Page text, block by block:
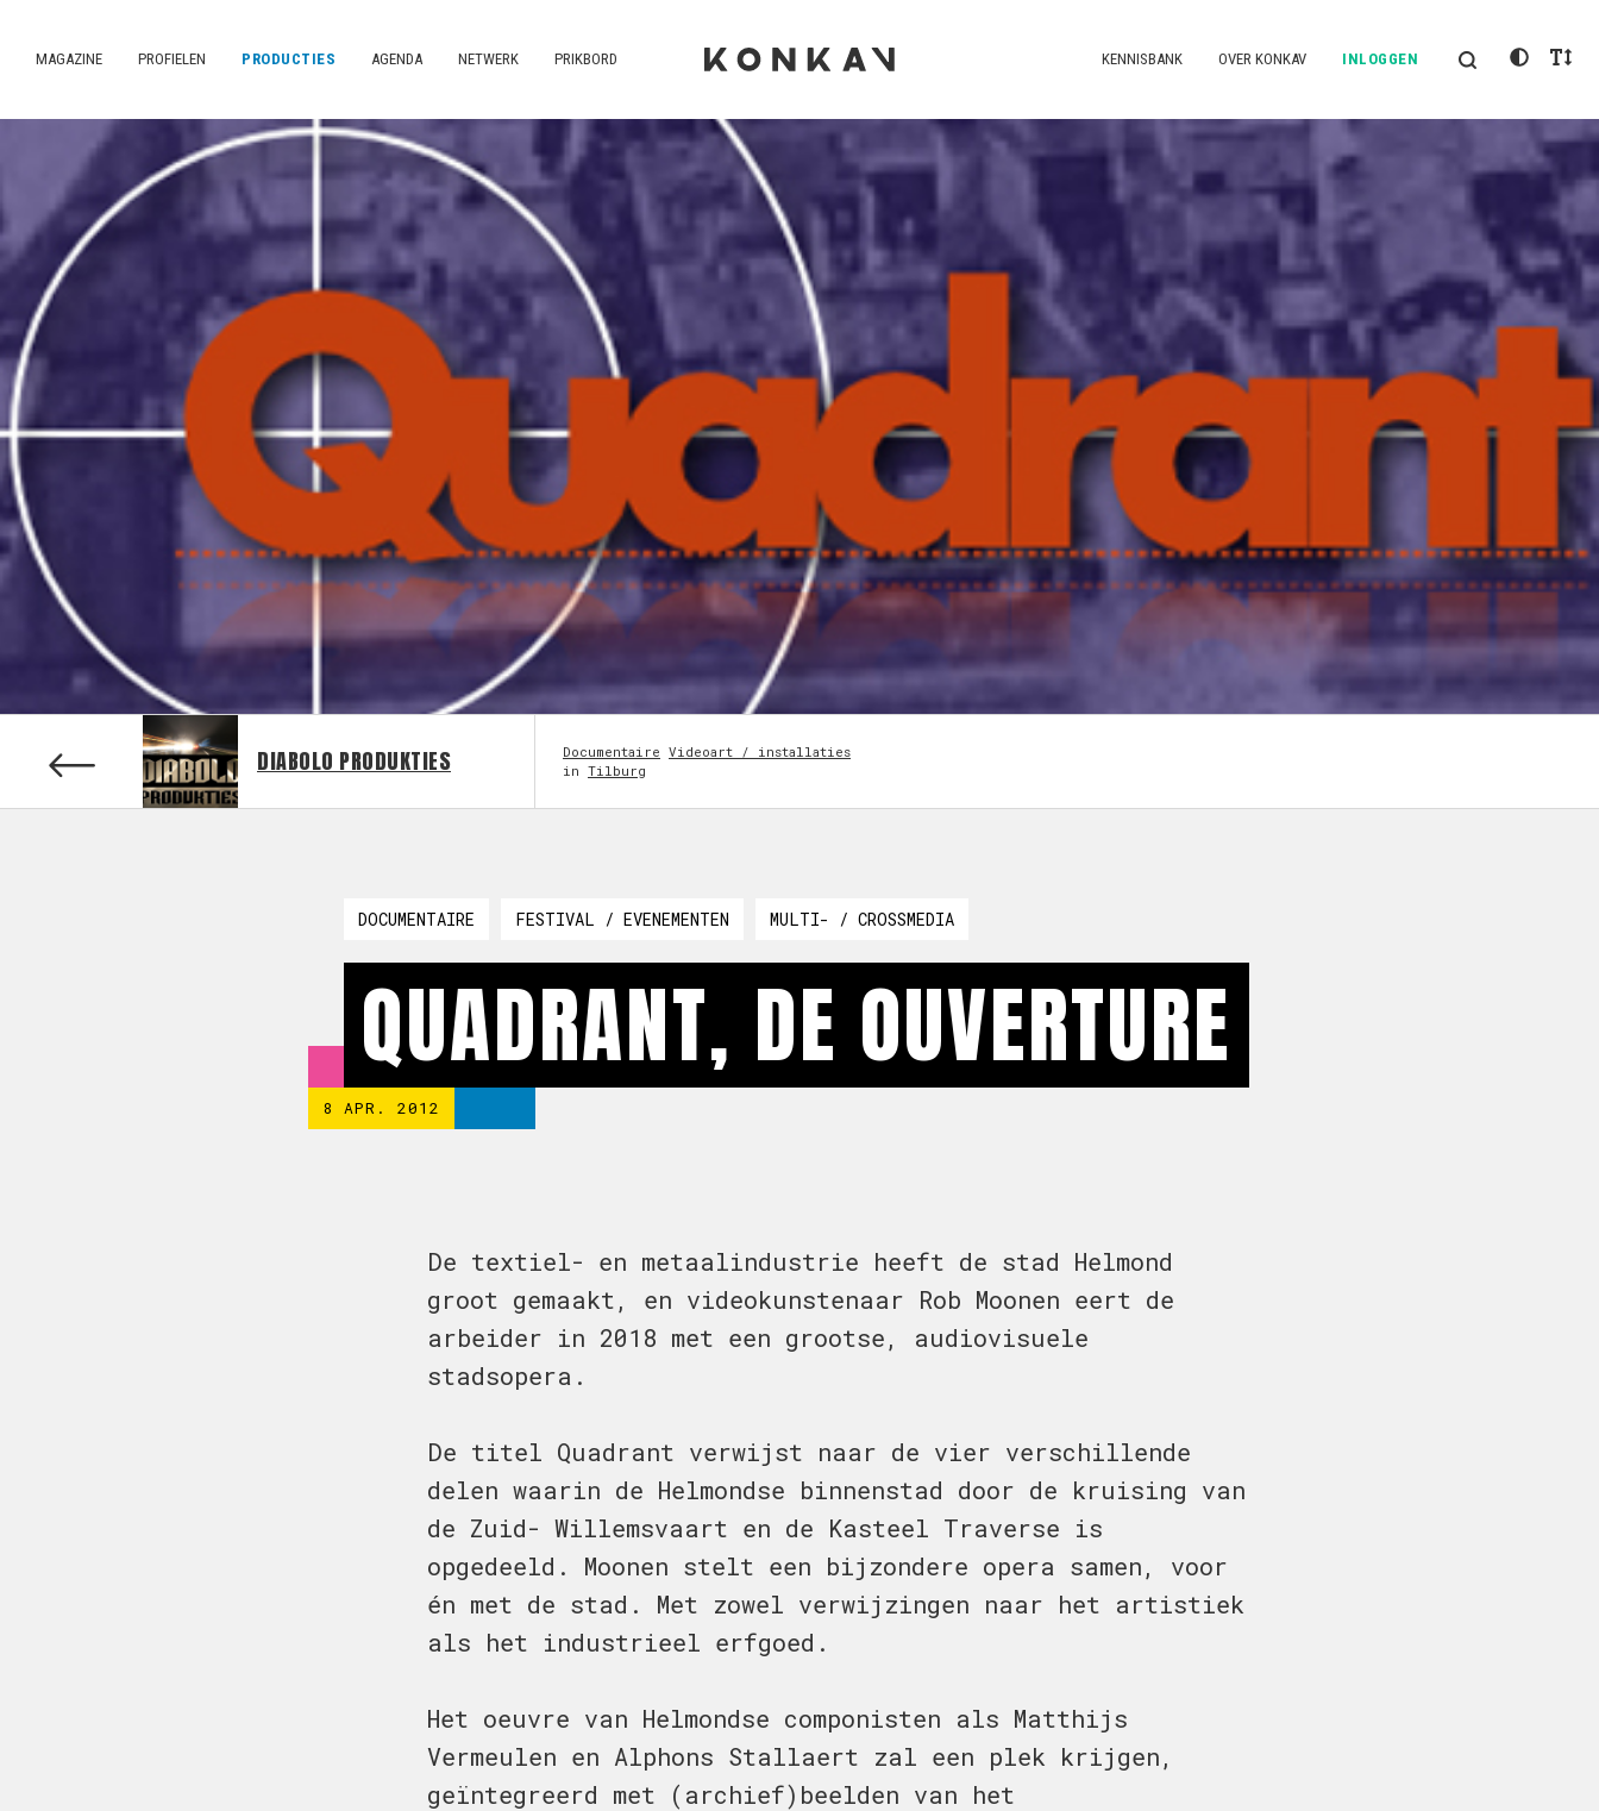
MAGAZINE PROFIELEN PRODUCTIES AGENDA NETWERK PRIKBORD KENNISBANK OVER KONKAV INLOGGEN
DIABOLO PRODUKTIES Documentaire Videoart / installaties
in Tilburg
DOCUMENTAIRE FESTIVAL / EVENEMENTEN MULTI- / CROSSMEDIA
QUADRANT, DE OUVERTURE
8 APR. 2012
De textiel- en metaalindustrie heeft de stad Helmond
groot gemaakt, en videokunstenaar Rob Moonen eert de
arbeider in 2018 met een grootse, audiovisuele
stadsopera.
De titel Quadrant verwijst naar de vier verschillende
delen waarin de Helmondse binnenstad door de kruising van
de Zuid- Willemsvaart en de Kasteel Traverse is
opgedeeld. Moonen stelt een bijzondere opera samen, voor
én met de stad. Met zowel verwijzingen naar het artistiek
als het industrieel erfgoed.
Het oeuvre van Helmondse componisten als Matthijs
Vermeulen en Alphons Stallaert zal een plek krijgen,
geïntegreerd met (archief)beelden van het